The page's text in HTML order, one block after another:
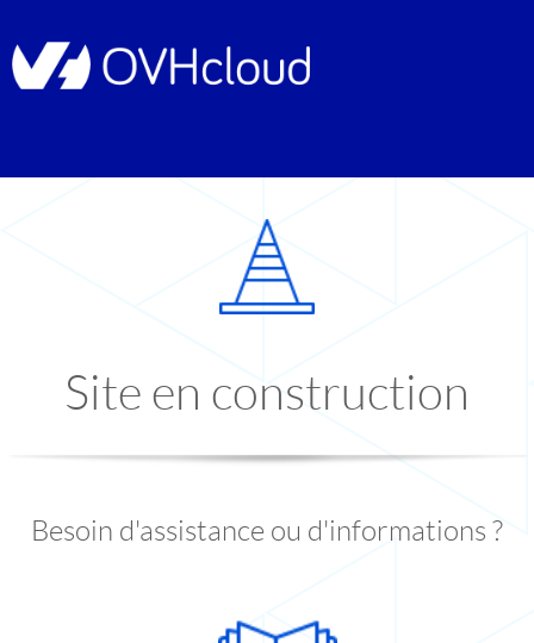
Site en construction
Besoin d'assistance ou d'informations ?